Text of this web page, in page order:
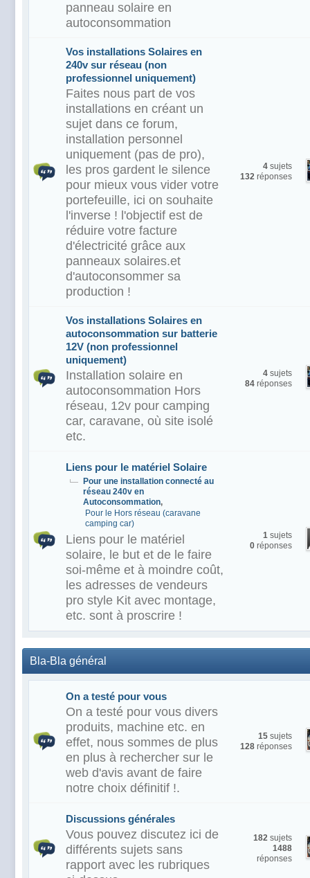
panneau solaire en
autoconsommation
Vos installations Solaires en
240v sur réseau (non
professionnel uniquement)
Faites nous part de vos
installations en créant un
sujet dans ce forum,
installation personnel
uniquement (pas de pro),
les pros gardent le silence
pour mieux vous vider votre
portefeuille, ici on souhaite
l'inverse ! l'objectif est de
réduire votre facture
d'électricité grâce aux
panneaux solaires.et
d'autoconsommer sa
production !
4 sujets
132 réponses
Vos installations Solaires en
autoconsommation sur batterie
12V (non professionnel
uniquement)
Installation solaire en
autoconsommation Hors
réseau, 12v pour camping
car, caravane, où site isolé
etc.
4 sujets
84 réponses
Liens pour le matériel Solaire
Pour une installation connecté au
réseau 240v en
Autoconsommation,
Pour le Hors réseau (caravane
camping car)
Liens pour le matériel
solaire, le but et de le faire
soi-même et à moindre coût,
les adresses de vendeurs
pro style Kit avec montage,
etc. sont à proscrire !
1 sujets
0 réponses
Bla-Bla général
On a testé pour vous
On a testé pour vous divers
produits, machine etc. en
effet, nous sommes de plus
en plus à rechercher sur le
web d'avis avant de faire
notre choix définitif !.
15 sujets
128 réponses
Discussions générales
Vous pouvez discutez ici de
différents sujets sans
rapport avec les rubriques
182 sujets
1488
réponses